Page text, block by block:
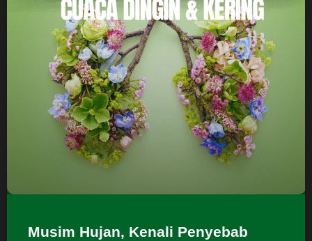
Musim Hujan, Kenali Penyebab